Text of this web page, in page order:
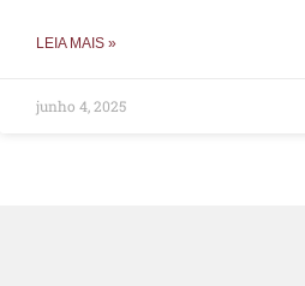
LEIA MAIS »
junho 4, 2025